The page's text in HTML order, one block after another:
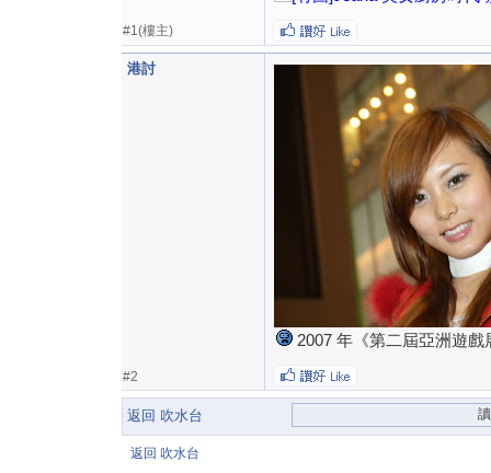
#1(樓主)
港討
2007 年《第二屆亞洲遊
#2
返回 吹水台
返回 吹水台